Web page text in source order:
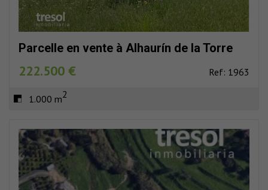
Parcelle en vente à Alhaurín de la Torre
222.500 € Ref: 1963
1.000 m2